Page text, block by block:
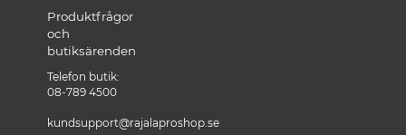
Produktfrågor
och
butiksärenden
Telefon butik:
08-789 4500
kundsupport@rajalaproshop.se